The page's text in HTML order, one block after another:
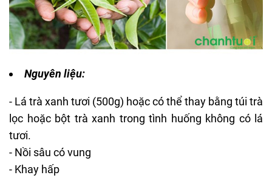
Nguyên liệu:
- Lá trà xanh tươi (500g) hoặc có thể thay bằng túi trà
lọc hoặc bột trà xanh trong tình huống không có lá
tươi.
- Nồi sâu có vung
- Khay hấp